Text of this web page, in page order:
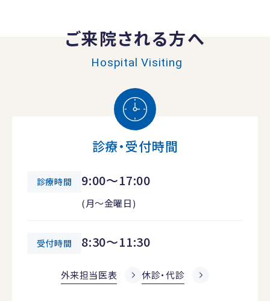
ご来院される方へ
Hospital Visiting
診療・受付時間
診療時間 9:00～17:00
(月～金曜日)
受付時間 8:30～11:30
外来担当医表 休診・代診